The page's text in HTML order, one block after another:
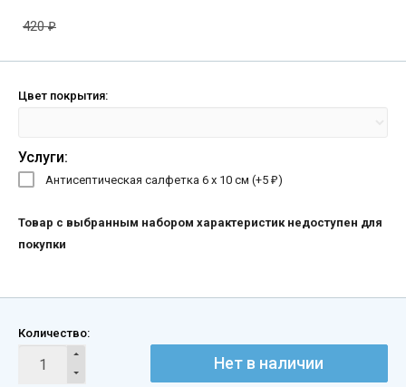
420₽
Цвет покрытия:
Услуги:
Антисептическая салфетка 6 х 10 см (+5 ₽)
Товар с выбранным набором характеристик недоступен для
покупки
Количество:
Нет в наличии